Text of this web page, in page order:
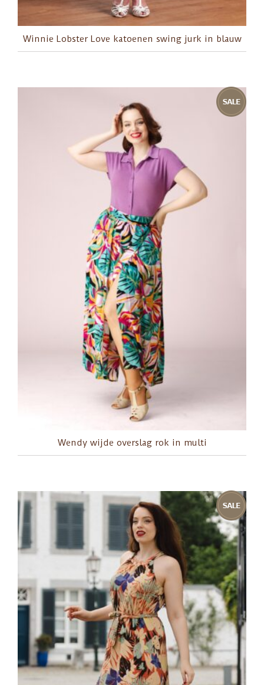
Winnie Lobster Love katoenen swing jurk in blauw
Wendy wijde overslag rok in multi